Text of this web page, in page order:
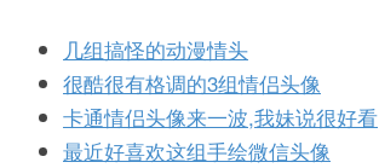
几组搞怪的动漫情头
很酷很有格调的3组情侣头像
卡通情侣头像来一波,我妹说很好看
最近好喜欢这组手绘微信头像